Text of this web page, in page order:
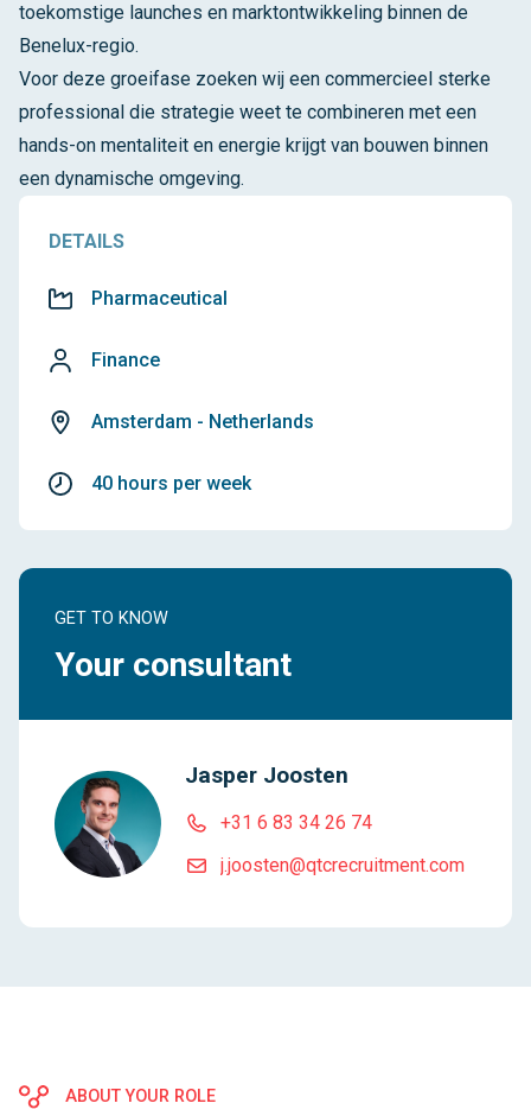
toekomstige launches en marktontwikkeling binnen de
Benelux-regio.
Voor deze groeifase zoeken wij een commercieel sterke
professional die strategie weet te combineren met een
hands-on mentaliteit en energie krijgt van bouwen binnen
een dynamische omgeving.
DETAILS
Pharmaceutical
Finance
Amsterdam - Netherlands
40 hours per week
GET TO KNOW
Your consultant
Jasper Joosten
+31 6 83 34 26 74
j.joosten@qtcrecruitment.com
ABOUT YOUR ROLE